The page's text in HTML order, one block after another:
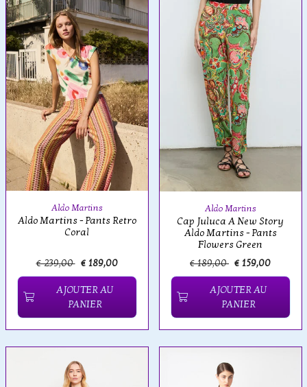
Aldo Martins
Aldo Martins - Pants Retro
Coral
€ 239,00 € 189,00
AJOUTER AU
PANIER
Aldo Martins
Cap Juluca A New Story
Aldo Martins - Pants
Flowers Green
€ 189,00 € 159,00
AJOUTER AU
PANIER